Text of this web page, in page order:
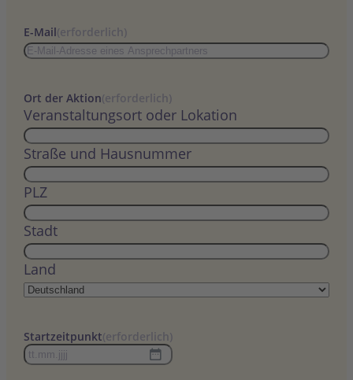
E-Mail(erforderlich)
Ort der Aktion(erforderlich)
Veranstaltungsort oder Lokation
Straße und Hausnummer
PLZ
Stadt
Land
Startzeitpunkt(erforderlich)
TT